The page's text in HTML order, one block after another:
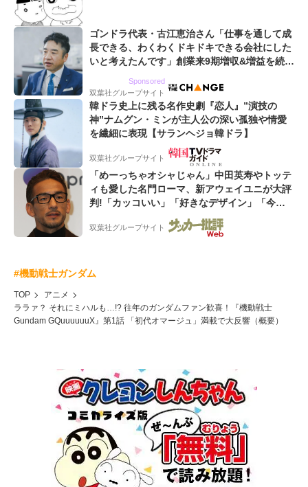
ゴンドラ代表・古江恵治さん「仕事を通して成
長できる、わくわくドキドキできる会社にした
いと考えたんです」創業来9期増収&増益を続け
Sponsored
双葉社グループサイト
韓ドラ史上に残る名作史劇『恋人』”演技の
神”ナムグン・ミンが主人公の深い孤独や情愛
を繊細に表現【サランヘジョ韓ドラ】
双葉社グループサイト
「めーっちゃオシャじゃん」中田英寿やトッテ
ィも愛した名門ローマ、新アウェイユニが大評
判!「カッコいい」「好きなデザイン」「今年
双葉社グループサイト
#機動戦士ガンダム
TOP
アニメ
ララァ？ それにミハルも…!? 往年のガンダムファン歓喜！『機動戦士
Gundam GQuuuuuuX』第1話 「初代オマージュ」満載で大反響（概要）